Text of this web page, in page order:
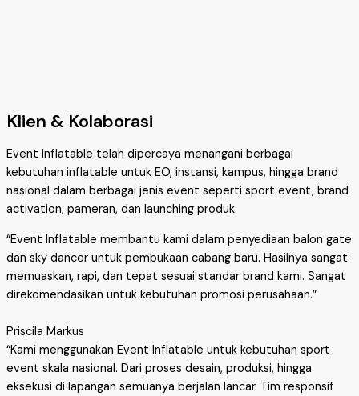
Klien & Kolaborasi
Event Inflatable telah dipercaya menangani berbagai
kebutuhan inflatable untuk EO, instansi, kampus, hingga brand
nasional dalam berbagai jenis event seperti sport event, brand
activation, pameran, dan launching produk.
“Event Inflatable membantu kami dalam penyediaan balon gate
dan sky dancer untuk pembukaan cabang baru. Hasilnya sangat
memuaskan, rapi, dan tepat sesuai standar brand kami. Sangat
direkomendasikan untuk kebutuhan promosi perusahaan.”
Priscila Markus
“Kami menggunakan Event Inflatable untuk kebutuhan sport
event skala nasional. Dari proses desain, produksi, hingga
eksekusi di lapangan semuanya berjalan lancar. Tim responsif